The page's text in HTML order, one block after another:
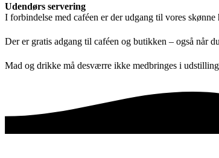
Udendørs servering
I forbindelse med caféen er der udgang til vores
Der er gratis adgang til caféen og butikken – også når
Mad og drikke må desværre ikke medbringes i